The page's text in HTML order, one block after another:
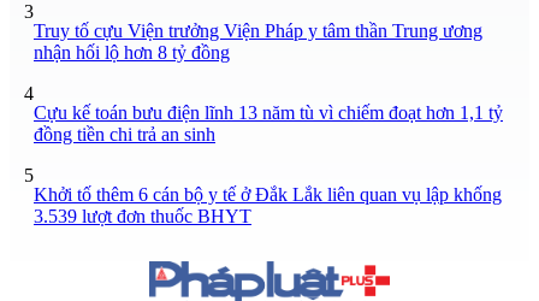
3
Truy tố cựu Viện trưởng Viện Pháp y tâm thần Trung ương
nhận hối lộ hơn 8 tỷ đồng
4
Cựu kế toán bưu điện lĩnh 13 năm tù vì chiếm đoạt hơn 1,1 tỷ
đồng tiền chi trả an sinh
5
Khởi tố thêm 6 cán bộ y tế ở Đắk Lắk liên quan vụ lập khống
3.539 lượt đơn thuốc BHYT